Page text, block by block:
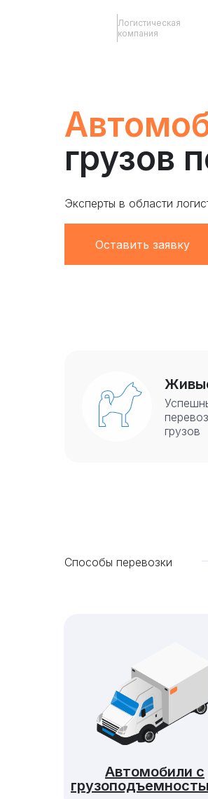
Логистическая
компания
грузов
Эксперты в области
Оставить заявку
грузов
Способы перевозки
Автомобили с